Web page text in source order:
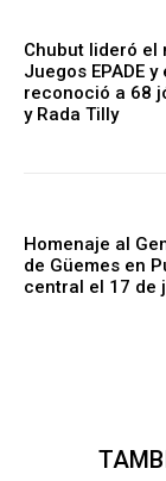
Chubut lideró el
Juegos EPADE
reconoció a 68
y Rada Tilly
Homenaje al
de Güemes en
central el 17 de